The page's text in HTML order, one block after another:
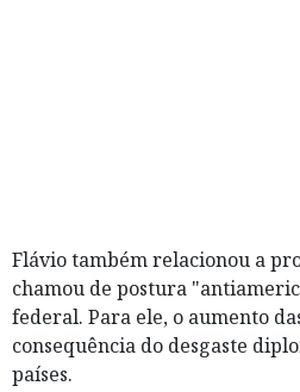
Flávio também relacionou a
chamou de postura
federal. Para ele, o aumento
consequência do desgaste
países.